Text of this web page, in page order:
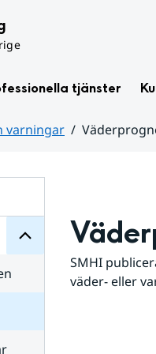
tjänster
varningar
för
SMHI
väder- eller